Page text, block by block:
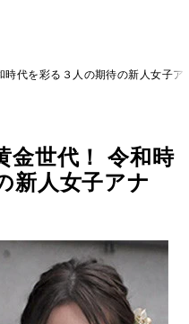
時代を彩る３人の期待の新人女子ア
金世代！ 令和時
新人女子アナ